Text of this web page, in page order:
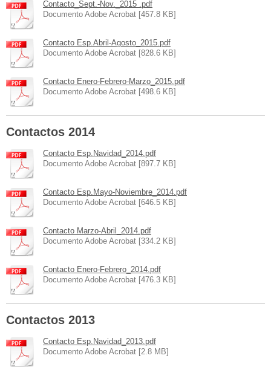
Contacto_Sept.-Nov._2015 .pdf
Documento Adobe Acrobat [457.8 KB]
Contacto Esp.Abril-Agosto_2015.pdf
Documento Adobe Acrobat [828.6 KB]
Contacto Enero-Febrero-Marzo_2015.pdf
Documento Adobe Acrobat [498.6 KB]
Contactos 2014
Contacto Esp.Navidad_2014.pdf
Documento Adobe Acrobat [897.7 KB]
Contacto Esp.Mayo-Noviembre_2014.pdf
Documento Adobe Acrobat [646.5 KB]
Contacto Marzo-Abril_2014.pdf
Documento Adobe Acrobat [334.2 KB]
Contacto Enero-Febrero_2014.pdf
Documento Adobe Acrobat [476.3 KB]
Contactos 2013
Contacto Esp.Navidad_2013.pdf
Documento Adobe Acrobat [2.8 MB]